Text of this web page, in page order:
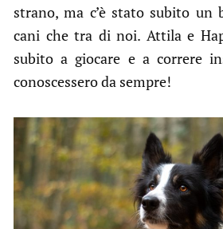
strano, ma c’è stato subito
cani che tra di noi. Attila e
subito a giocare e a correre
conoscessero da sempre!